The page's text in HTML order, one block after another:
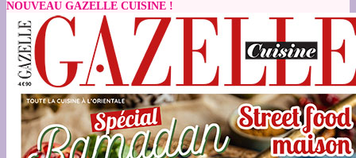
NOUVEAU GAZELLE CUISINE !